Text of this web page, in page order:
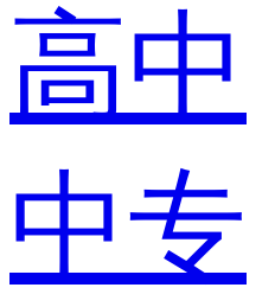
高中
中专